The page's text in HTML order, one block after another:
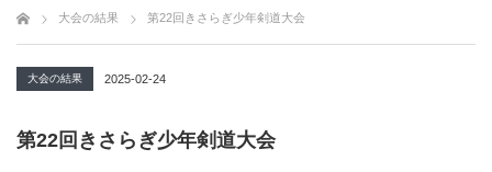
大会の結果 第22回きさらぎ少年剣道大会
大会の結果 2025-02-24
第22回きさらぎ少年剣道大会